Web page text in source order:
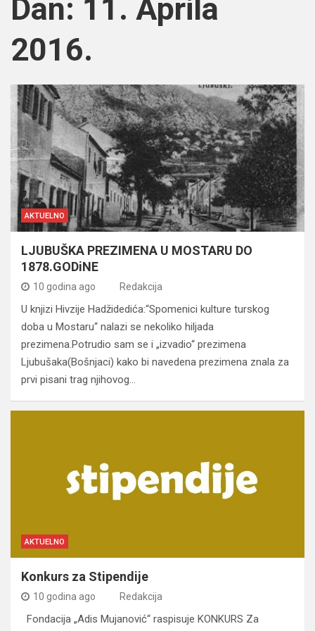
Dan: 11. Aprila
2016.
AKTUELNO
LJUBUŠKA PREZIMENA U MOSTARU DO
1878.GODiNE
10 godina ago Redakcija
U knjizi Hivzije Hadžidedića:“Spomenici kulture turskog
doba u Mostaru“ nalazi se nekoliko hiljada
prezimena.Potrudio sam se i „izvadio“ prezimena
Ljubušaka(Bošnjaci) kako bi navedena prezimena znala za
prvi pisani trag njihovog…
AKTUELNO
Konkurs za Stipendije
10 godina ago Redakcija
Fondacija „Adis Mujanović“ raspisuje KONKURS Za